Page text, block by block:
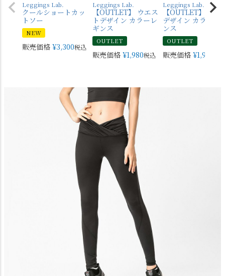
Leggings Lab.
クールショートカッ
トソー
NEW
販売価格 ¥3,300税込
Leggings Lab.
【OUTLET】 ウエス
トデザイン カラーレ
ギンス
OUTLET
販売価格 ¥1,980税込
Leggings Lab.
【OUTLET】 バッ
デザイン カラーレ
ンス
OUTLET
販売価格 ¥1,980